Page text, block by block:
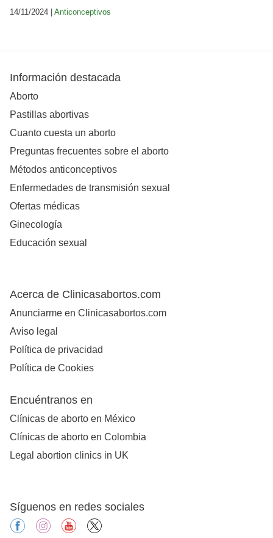
14/11/2024 | Anticonceptivos
Información destacada
Aborto
Pastillas abortivas
Cuanto cuesta un aborto
Preguntas frecuentes sobre el aborto
Métodos anticonceptivos
Enfermedades de transmisión sexual
Ofertas médicas
Ginecología
Educación sexual
Acerca de Clinicasabortos.com
Anunciarme en Clinicasabortos.com
Aviso legal
Política de privacidad
Política de Cookies
Encuéntranos en
Clínicas de aborto en México
Clínicas de aborto en Colombia
Legal abortion clinics in UK
Síguenos en redes sociales
facebookinstagramyoutube